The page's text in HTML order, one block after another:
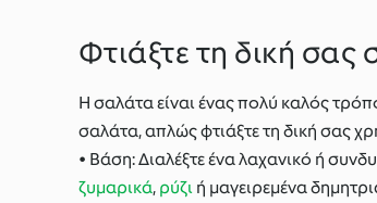
Φτιάξτε τη δική σας
Η σαλάτα είναι ένας πολύ καλός
σαλάτα, απλώς φτιάξτε τη δική σας
• Βάση: Διαλέξτε ένα λαχανικό ή
ζυμαρικά, ρύζι ή μαγειρεμένα